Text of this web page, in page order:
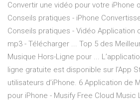
Convertir une vidéo pour votre iPhone
Conseils pratiques - iPhone
Conseils pratiques - Vidéo Application
mp3 - Télécharger ... Top 5 des
Musique Hors-Ligne pour ...
ligne gratuite est disponible sur l’App
utilisateurs d’iPhone. 6 Application de
pour iPhone - Musify Free Cloud Music